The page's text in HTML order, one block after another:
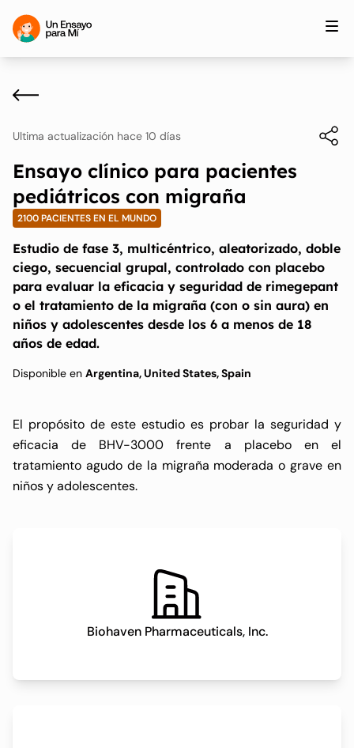
Ultima actualización hace 10 días
Ensayo clínico para pacientes
pediátricos con migraña
2100 PACIENTES EN EL MUNDO
Estudio de fase 3, multicéntrico, aleatorizado, doble
ciego, secuencial grupal, controlado con placebo
para evaluar la eficacia y seguridad de rimegepant
o el tratamiento de la migraña (con o sin aura) en
niños y adolescentes desde los 6 a menos de 18
años de edad.
Disponible en Argentina, United States, Spain
El propósito de este estudio es probar la seguridad y
eficacia de BHV-3000 frente a placebo en el
tratamiento agudo de la migraña moderada o grave en
niños y adolescentes.
Biohaven Pharmaceuticals, Inc.